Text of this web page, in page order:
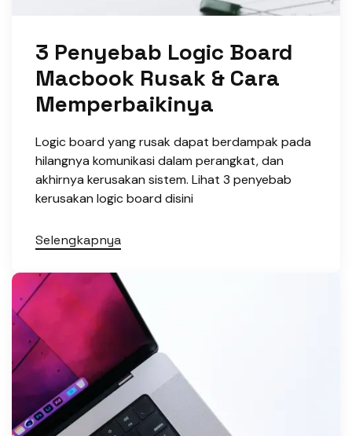
3 Penyebab Logic Board
Macbook Rusak & Cara
Memperbaikinya
Logic board yang rusak dapat berdampak pada
hilangnya komunikasi dalam perangkat, dan
akhirnya kerusakan sistem. Lihat 3 penyebab
kerusakan logic board disini
Selengkapnya